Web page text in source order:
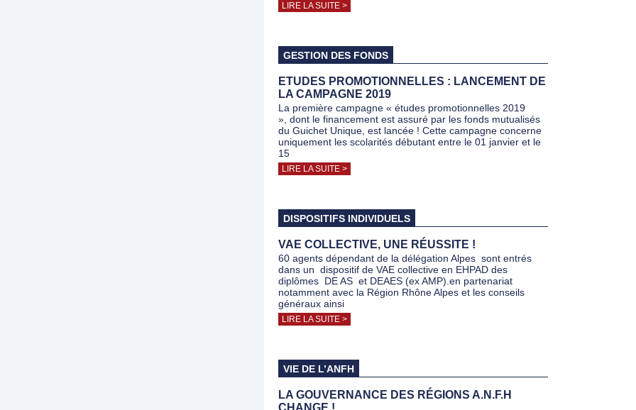
LIRE LA SUITE >
GESTION DES FONDS
ETUDES PROMOTIONNELLES : LANCEMENT DE
LA CAMPAGNE 2019
La première campagne « études promotionnelles 2019
», dont le financement est assuré par les fonds mutualisés
du Guichet Unique, est lancée ! Cette campagne concerne
uniquement les scolarités débutant entre le 01 janvier et le
15
LIRE LA SUITE >
DISPOSITIFS INDIVIDUELS
VAE COLLECTIVE, UNE RÉUSSITE !
60 agents dépendant de la délégation Alpes sont entrés
dans un dispositif de VAE collective en EHPAD des
diplômes DE AS et DEAES (ex AMP).en partenariat
notamment avec la Région Rhône Alpes et les conseils
généraux ainsi
LIRE LA SUITE >
VIE DE L’ANFH
LA GOUVERNANCE DES RÉGIONS A.N.F.H
CHANGE !